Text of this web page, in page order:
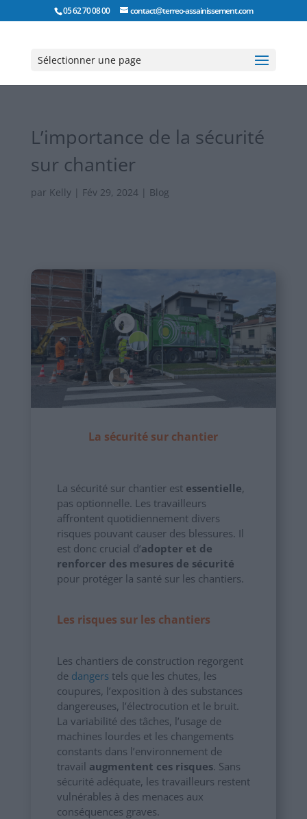
05 62 70 08 00 contact@terreo-assainissement.com
Sélectionner une page
L’importance de la sécurité
sur chantier
par Kelly| Fév 29, 2024| Blog
La sécurité sur chantier
La sécurité sur chantier est essentielle,
pas optionnelle. Les travailleurs
affrontent quotidiennement divers
risques pouvant causer des blessures. Il
est donc crucial d’adopter et de
renforcer des mesures de sécurité
pour protéger la santé sur les chantiers.
Les risques sur les chantiers
Les chantiers de construction regorgent
de dangerstels que les chutes, les
coupures, l’exposition à des substances
dangereuses, l’électrocution et le bruit.
La variabilité des tâches, l’usage de
machines lourdes et les changements
constants dans l’environnement de
travail augmentent ces risques. Sans
sécurité adéquate, les travailleurs restent
vulnérables à des menaces aux
conséquences graves.